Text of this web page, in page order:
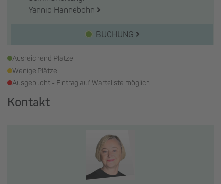
Yannic Hannebohn
BUCHUNG
Ausreichend Plätze
Wenige Plätze
Ausgebucht - Eintrag auf Warteliste möglich
Kontakt